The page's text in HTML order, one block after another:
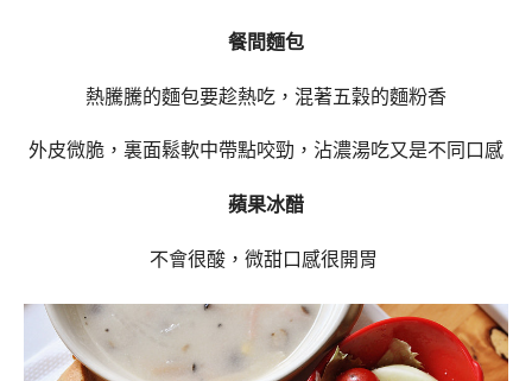
餐間麵包
熱騰騰的麵包要趁熱吃，混著五穀的麵粉香
外皮微脆，裏面鬆軟中帶點咬勁，沾濃湯吃又是不同口感
蘋果冰醋
不會很酸，微甜口感很開胃